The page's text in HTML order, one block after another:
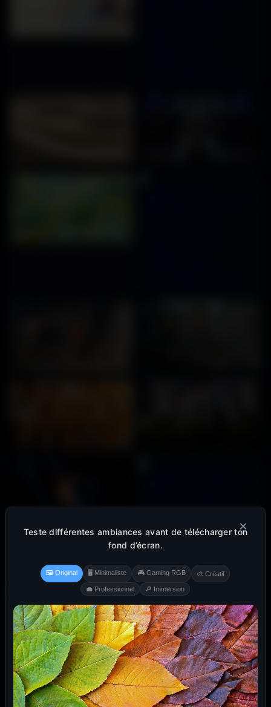
×
Teste différentes ambiances avant de télécharger ton
fond d’écran.
🖼️ Original 🖥️ Minimaliste 🎮 Gaming RGB 🎨 Créatif
💼 Professionnel 🔎 Immersion